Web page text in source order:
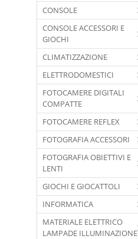
CONSOLE
CONSOLE ACCESSORI E
GIOCHI
CLIMATIZZAZIONE
ELETTRODOMESTICI
FOTOCAMERE DIGITALI
COMPATTE
FOTOCAMERE REFLEX
FOTOGRAFIA ACCESSORI
FOTOGRAFIA OBIETTIVI E
LENTI
GIOCHI E GIOCATTOLI
INFORMATICA
MATERIALE ELETTRICO
LAMPADE ILLUMINAZIONE